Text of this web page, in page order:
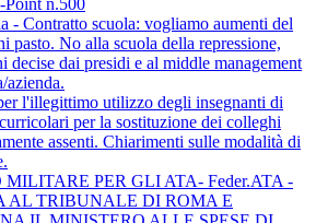
Point n.500
- Contratto scuola: vogliamo aumenti del
pasto. No alla scuola della repressione,
decise dai presidi e al middle management
azienda.
l'illegittimo utilizzo degli insegnanti di
per la sostituzione dei colleghi
assenti. Chiarimenti sulle modalità di
MILITARE PER GLI ATA- Feder.ATA -
AL TRIBUNALE DI ROMA E